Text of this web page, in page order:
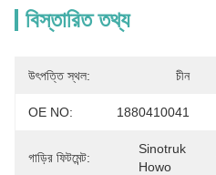
বিস্তারিত তথ্য
উৎপত্তি স্থল: চীন
OE NO: 1880410041
গাড়ির ফিটমেন্ট:
Sinotruk
Howo